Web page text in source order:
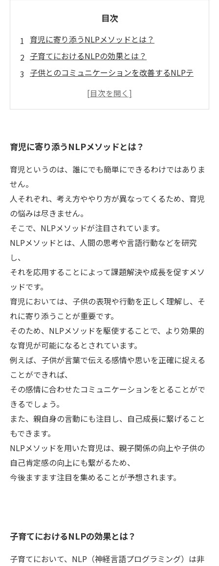
目次
育児に寄り添うNLPメソッドとは？
子育てにおけるNLPの効果とは？
子供とのコミュニケーションを改善するNLPテ
育児に寄り添うNLPメソッドとは？
育児というのは、誰にでも簡単にできるわけではありま
せん。
人それぞれ、考え方ややり方が異なってくるため、育児
の悩みは尽きません。
そこで、NLPメソッドが注目されています。
NLPメソッドとは、人間の思考や言語行動などを研究
し、
それを応用することによって課題解決や成長を促すメソ
ッドです。
育児においては、子供の表現や行動を正しく理解し、そ
れに寄り添うことが重要です。
そのため、NLPメソッドを駆使することで、より効果的
な育児が可能になるとされています。
例えば、子供が言葉で伝える感情や思いを正確に捉える
ことができれば、
その感情に合わせたコミュニケーションをとることがで
きるでしょう。
また、親自身の言動にも注目し、自己成長に繋げること
もできます。
NLPメソッドを用いた育児は、親子関係の向上や子供の
自己肯定感の向上にも繋がるため、
今後ますます注目を集めることが予想されます。
子育てにおけるNLPの効果とは？
子育てにおいて、NLP（神経言語プログラミング）は非